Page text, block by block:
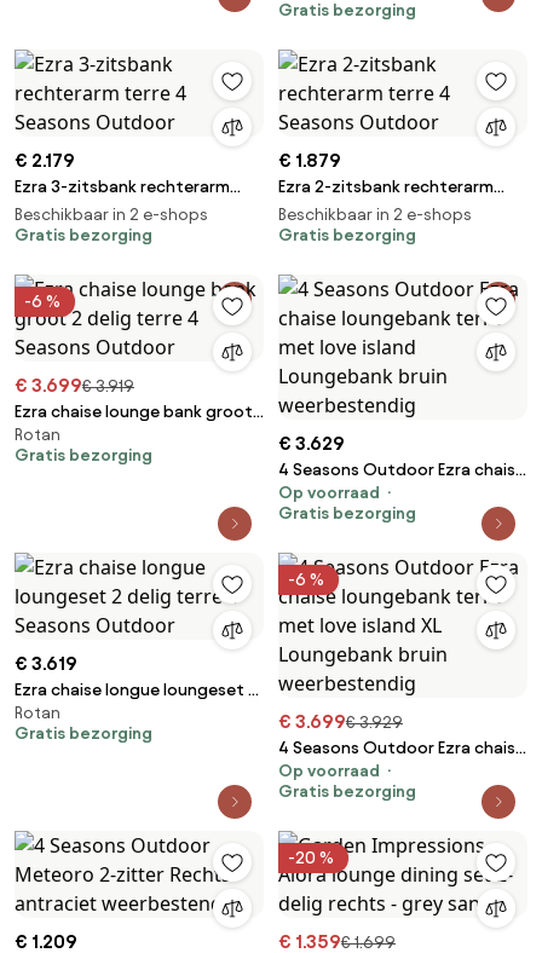
bruin weerbestendig
Gratis bezorging
€ 2.179
Ezra 3-zitsbank rechterarm
terre 4 Seasons Outdoor
Beschikbaar in 2 e-shops
Gratis bezorging
€ 1.879
Ezra 2-zitsbank rechterarm
terre 4 Seasons Outdoor
Beschikbaar in 2 e-shops
Gratis bezorging
-6 %
€ 3.699€ 3.919
Ezra chaise lounge bank groot
2 delig terre 4 Seasons
Outdoor
Rotan
Gratis bezorging
€ 3.629
4 Seasons Outdoor Ezra chaise
loungebank terre met love
island Loungebank bruin
Op voorraad
Gratis bezorging
€ 3.619
Ezra chaise longue loungeset 2
delig terre 4 Seasons Outdoor
Rotan
Gratis bezorging
-6 %
€ 3.699€ 3.929
4 Seasons Outdoor Ezra chaise
loungebank terre met love
island XL Loungebank bruin
Op voorraad
Gratis bezorging
€ 1.209
-20 %
€ 1.359€ 1.699